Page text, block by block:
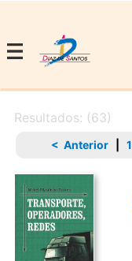
Resultados: (63)
< Anterior 1